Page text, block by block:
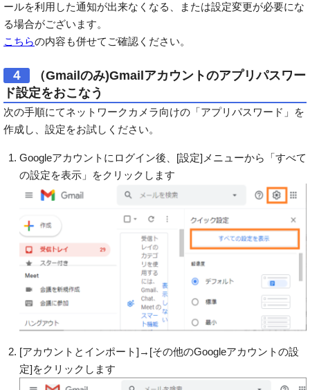
ールを利用した通知が出来なくなる、または設定変更が必要にな
る場合がございます。
こちらの内容も併せてご確認ください。
４
（Gmailのみ)Gmailアカウントのアプリパスワー
ド設定をおこなう
次の手順にてネットワークカメラ向けの「アプリパスワード」を
作成し、設定をお試しください。
Googleアカウントにログイン後、[設定]メニューから「すべて
の設定を表示」をクリックします
[アカウントとインポート]→[その他のGoogleアカウントの設
定]をクリックします